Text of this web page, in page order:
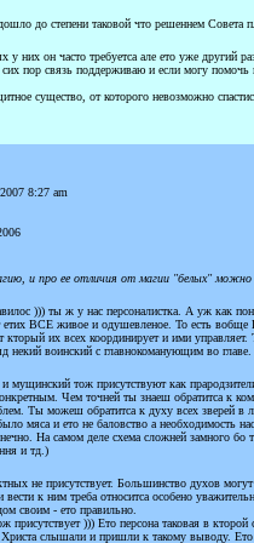
до степени таковой что решеннем
у них он часто требуетса але ето уже другий
пор связь поддерживаю и если могу помочь
существо, от которого невозможно
8:27 am
и про ее отличия от магии "белых"
))) ты ж у нас персоналистка. А уж как
етих ВСЕ живое и одушевленое. То есть
кторый их всех координирует и ими
некий воинский с главнокоманующим во главе.
мущинский тож присутствуют как
Чем точней ты знаеш обратитса к
Ты можеш обратитса к духу всех зверей в
мяса и ето не баловство а необходимость
На самом деле схема сложней замного
и тд.)
не присутствует. Большинство духов
вести к ним треба относитса особено
своим - ето правильно.
присутствует ))) Ето персона таковая в
слышали и пришли к такому выводу. Ето